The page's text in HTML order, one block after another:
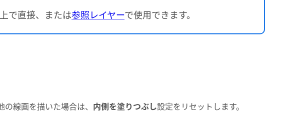
で直接、または参照レイヤーで使用できます。
線画を描いた場合は、 内側を塗りつぶし設定をリセットします。